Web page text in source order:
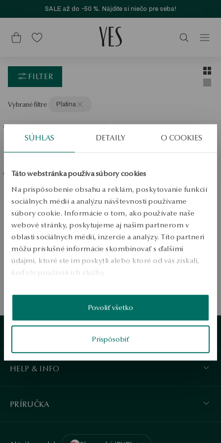
SÚHLAS DETAILY O COOKIES
Táto webstránka používa súbory cookies
Na prispôsobenie obsahu a reklám, poskytovanie funkcií
sociálnych médií a analýzu návštevnosti používame
súbory cookie. Informácie o tom, ako používate naše
webové stránky, poskytujeme aj našim partnerom v
oblasti sociálnych médií, inzercie a analýzy. Títo partneri
môžu príslušné informácie skombinovať s ďalšími
údajmi, ktoré ste im poskytli alebo ktoré od vás získali,
keď ste používali ich služby.
Viac sa dozviete vInformáciách spoločnosti Googleo
Povoliť všetko
Prispôsobiť
SALE až do -50 %. Nájdite si niečo pre seba!
FILTER
Vybrané filtre Platina
Platinová obrúčka - Éternel
Platinová obrúčka s
Platinová obrúčka - Éternel
HELP & INFO
PRÍRUČKA